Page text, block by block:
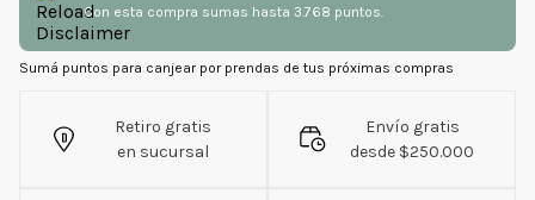
Con esta compra sumas hasta 3.768 puntos.
Sumá puntos para canjear por prendas de tus próximas compras
Retiro gratis
en sucursal
Envío gratis
desde $250.000